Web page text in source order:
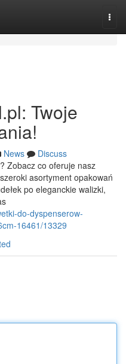
Twoje
News
Discuss
Zobacz co oferuje nasz
asortyment opakowań
po eleganckie walizki,
do-dyspenserow-
16461/13329